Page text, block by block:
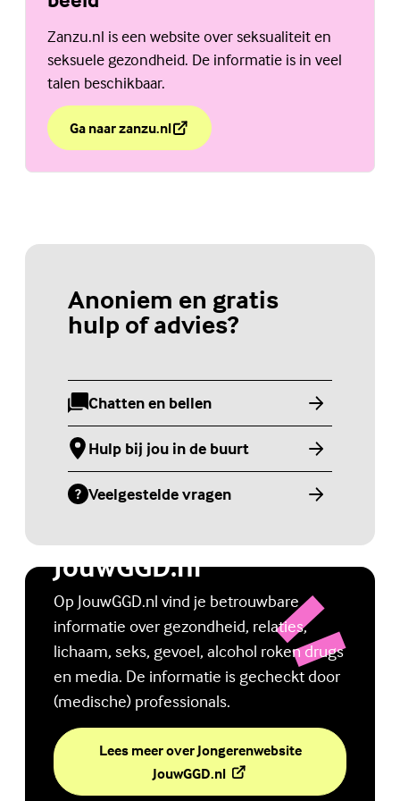
Zanzu.nl is een website over seksualiteit en
seksuele gezondheid. De informatie is in veel
talen beschikbaar.
Ga naar zanzu.nl
over Zanzu, mijn lichaam in woord en beeld
(Externe link)
Anoniem en gratis
hulp of advies?
Chatten en bellen
(Externe link)
Hulp bij jou in de buurt
(Externe link)
Veelgestelde vragen
(Externe link)
Jongerenwebsite
JouwGGD.nl
Op JouwGGD.nl vind je betrouwbare
informatie over gezondheid, relaties,
lichaam, seks, gevoel, alcohol roken drugs
en media. De informatie is gecheckt door
(medische) professionals.
Lees meer over Jongerenwebsite
JouwGGD.nl(Externe link)